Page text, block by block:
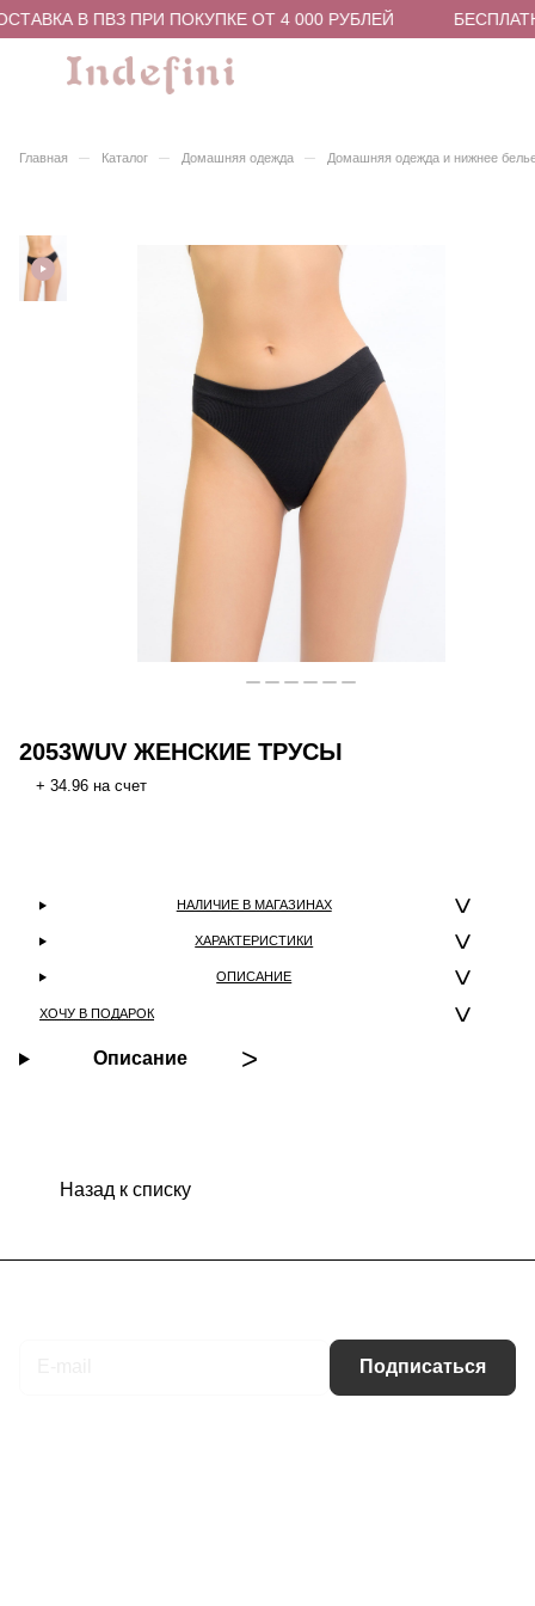
В ПВЗ ПРИ ПОКУПКЕ ОТ 4 000 РУБЛЕЙ
Главная – Каталог – Домашняя одежда – Домашняя одежда и нижнее
2053WUV ЖЕНСКИЕ ТРУСЫ
+ 34.96 на счет
НАЛИЧИЕ В МАГАЗИНАХ
ХАРАКТЕРИСТИКИ
ОПИСАНИЕ
ХОЧУ В ПОДАРОК
Описание
Назад к списку
Подписаться